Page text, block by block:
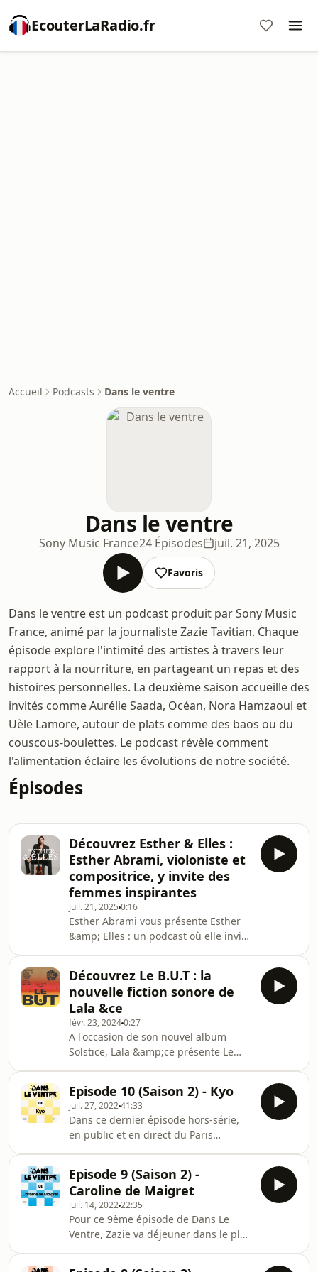
EcouterLaRadio.fr
Accueil Podcasts Dans le ventre
Dans le ventre
Sony Music France24 Épisodes juil. 21, 2025
Favoris
Dans le ventre est un podcast produit par Sony Music
France, animé par la journaliste Zazie Tavitian. Chaque
épisode explore l'intimité des artistes à travers leur
rapport à la nourriture, en partageant un repas et des
histoires personnelles. La deuxième saison accueille des
invités comme Aurélie Saada, Océan, Nora Hamzaoui et
Uèle Lamore, autour de plats comme des baos ou du
couscous-boulettes. Le podcast révèle comment
l'alimentation éclaire les évolutions de notre société.
Épisodes
Découvrez Esther & Elles :
Esther Abrami, violoniste et
compositrice, y invite des
femmes inspirantes
juil. 21, 2025 0:16
Esther Abrami vous présente Esther
&amp; Elles : un podcast où elle invite
classique !&nbsp;L’épisode 1 avec
Carla Lazzari est disponible sur toutes
les plateformes d’écoute et en vidéo
sur Youtube.&nbsp; Hébergé par
Acast. Visitez acast.com/privacy pour
plus d'informations.
Découvrez Le B.U.T : la
nouvelle fiction sonore de
Lala &ce
févr. 23, 20240:27
A l'occasion de son nouvel album
Solstice, Lala &amp;ce présente Le
d'écoute. Dans un avenir proche, La
LIGNE contrôle la société. Toute forme
d’émotion et de singularité est
bannie.Mais dans l’ombre, un groupe
de résistants appelé&nbsp;le Bloc
Unificateur des Tropiques organise
des actions clandestines pour
réveiller les
Episode 10 (Saison 2) - Kyo
juil. 27, 202241:33
Dans ce dernier épisode hors-série,
en public et en direct du Paris
Kyo.Tout en dégustant des pizzas à la
truffe et des bières artisanales, ils
évoquent leurs années collège, leur
succès fulgurant et parlent de
comment évoluer et bien vieillir avec
le temps.Retrouvez l'actualité du
groupe Kyo ici : https://kyomusic.com
Episode 9 (Saison 2) -
Caroline de Maigret
juil. 14, 202222:35
Pour ce 9ème épisode de Dans Le
Ventre, Zazie va déjeuner dans le plus